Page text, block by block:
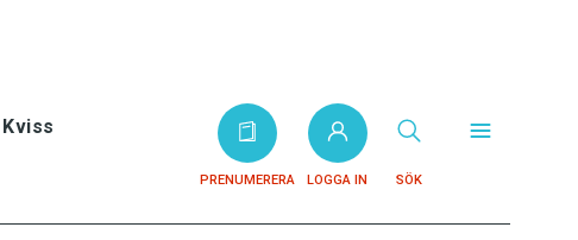
Kviss
PRENUMERERA LOGGA IN SÖK